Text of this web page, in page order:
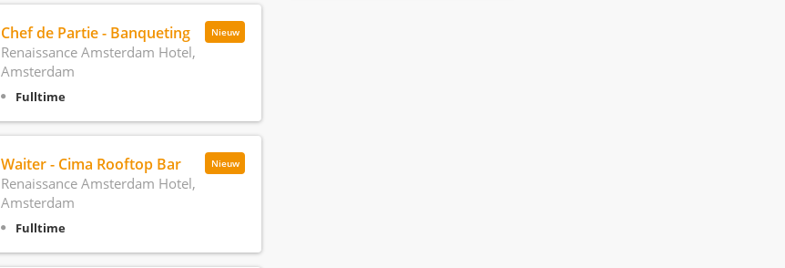
Nieuw
Chef de Partie - Banqueting
Renaissance Amsterdam Hotel,
Amsterdam
Fulltime
Nieuw
Waiter - Cima Rooftop Bar
Renaissance Amsterdam Hotel,
Amsterdam
Fulltime